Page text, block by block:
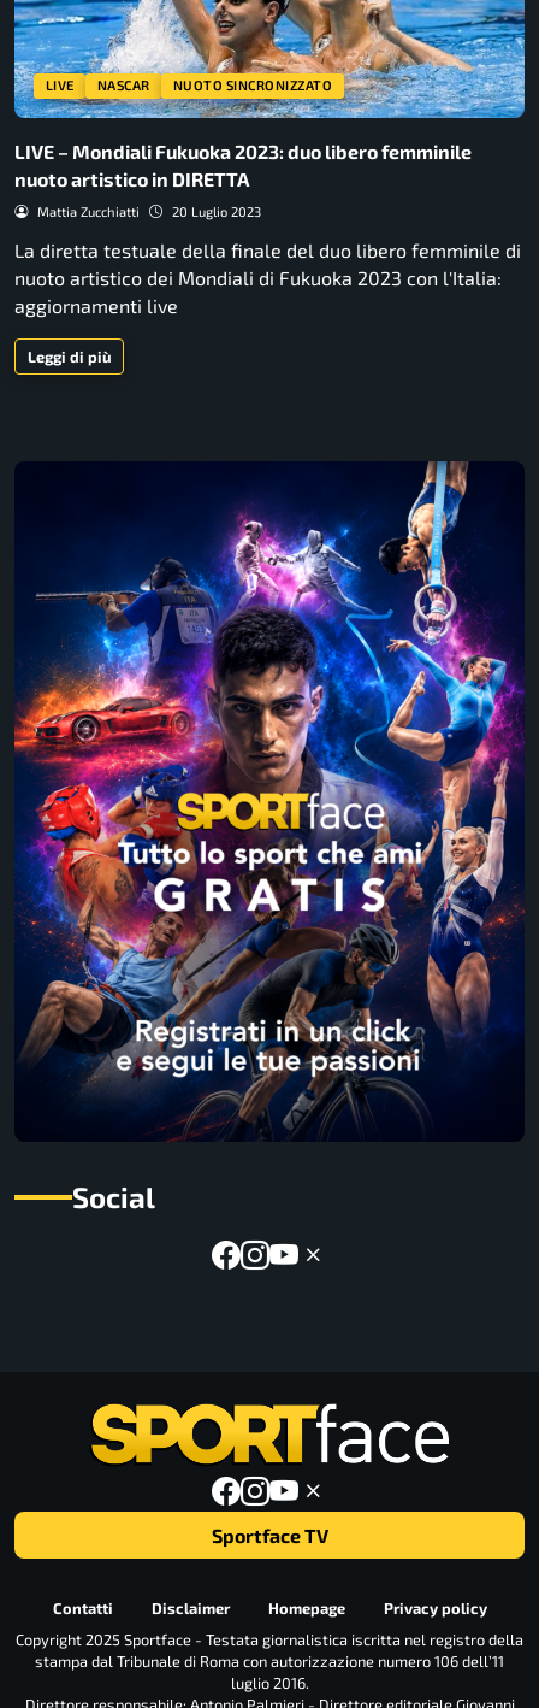
LIVE NASCAR NUOTO SINCRONIZZATO
LIVE – Mondiali Fukuoka 2023: duo libero femminile
nuoto artistico in DIRETTA
Mattia Zucchiatti 20 Luglio 2023
La diretta testuale della finale del duo libero femminile di
nuoto artistico dei Mondiali di Fukuoka 2023 con l'Italia:
aggiornamenti live
Leggi di più
Social
Sportface TV
Contatti Disclaimer Homepage
Privacy policy
Copyright 2025 Sportface - Testata giornalistica iscritta nel registro della
stampa dal Tribunale di Roma con autorizzazione numero 106 dell’11
luglio 2016.